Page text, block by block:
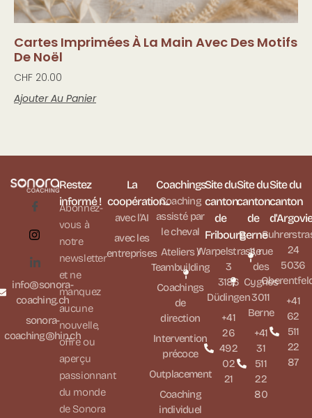
Cartes Imprimées À La Main Avec Des Motifs
De Noël
CHF 20.00
Ajouter Au Panier
info@sonora-
coaching.ch
sonora-
coaching@hin.ch
Restez
informé !
Abonnez-
vous à
notre
newsletter
et ne
manquez
aucune
nouvelle,
offre ou
aperçu
passionnant
du monde
de Sonora
La
coopération...
avec l'AI
avec les
entreprises
Coachings
Coaching
assisté par
le cheval
Ateliers /
Teambuilding
Coachings
de
direction
Intervention
précoce
Outplacement
Coaching
individuel
Site du
canton
de
Fribourg
Warpelstrasse
3
3186
Düdingen
+41
26
492
02
21
Site du
canton
de
Berne
11, rue
des
Cygnes
3011
Berne
+41
31
511
22
80
Site du
canton
d'Argovie
24
5036
+41
62
511
22
87